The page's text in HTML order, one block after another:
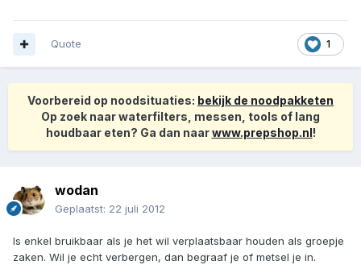
1
Quote
Voorbereid op noodsituaties: bekijk de noodpakketen
Op zoek naar waterfilters, messen, tools of lang
houdbaar eten? Ga dan naarwww.prepshop.nl!
wodan
Geplaatst: 22 juli 2012
Is enkel bruikbaar als je het wil verplaatsbaar houden als groepje
zaken. Wil je echt verbergen, dan begraaf je of metsel je in.